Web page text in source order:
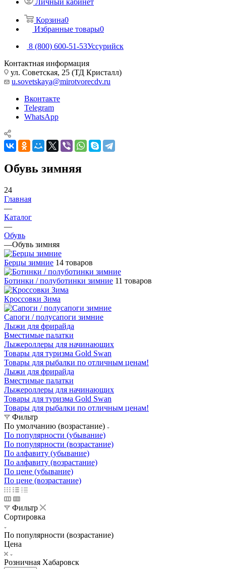
Личный кабинет
Корзина0
Избранные товары0
8 (800) 600-51-53Уссурийск
Контактная информация
ул. Советская, 25 (ТД Кристалл)
u.sovetskaya@mirotvorecdv.ru
Вконтакте
Telegram
WhatsApp
Обувь зимняя
24
Главная
—
Каталог
—
Обувь
—Обувь зимняя
Берцы зимние 14 товаров
Ботинки / полуботинки зимние 11 товаров
Кроссовки Зима
Сапоги / полусапоги зимние
Лыжи для фрирайда
Вместимые палатки
Лыжероллеры для начинающих
Товары для туризма Gold Swan
Товары для рыбалки по отличным ценам!
Лыжи для фрирайда
Вместимые палатки
Лыжероллеры для начинающих
Товары для туризма Gold Swan
Товары для рыбалки по отличным ценам!
Фильтр
По умолчанию (возрастание)
По популярности (убывание)
По популярности (возрастание)
По алфавиту (убывание)
По алфавиту (возрастание)
По цене (убывание)
По цене (возрастание)
Фильтр
Сортировка
По популярности (возрастание)
Цена
Розничная Хабаровск